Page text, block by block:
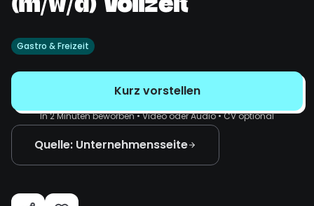
(m/w/d) Vollzeit
Gastro & Freizeit
Kurz vorstellen
In 2 Minuten beworben • Video oder Audio • CV optional
Quelle: Unternehmensseite